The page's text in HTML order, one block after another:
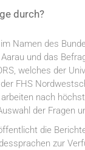
durch?
Namen des
Aarau und das
welches der
FHS
nach
der Fragen
die
zur